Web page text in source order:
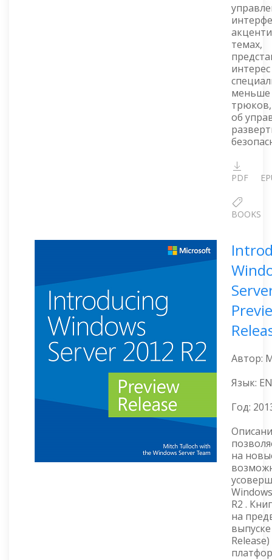
темах,
меньше
об
PDF
BOOKS
Автор:
Язык: EN
Год:
на
R2 .
на